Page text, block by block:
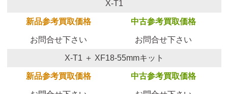
X-T1
新品参考買取価格 中古参考買取価格
お問合せ下さい お問合せ下さい
X-T1 ＋ XF18-55mmキット
新品参考買取価格 中古参考買取価格